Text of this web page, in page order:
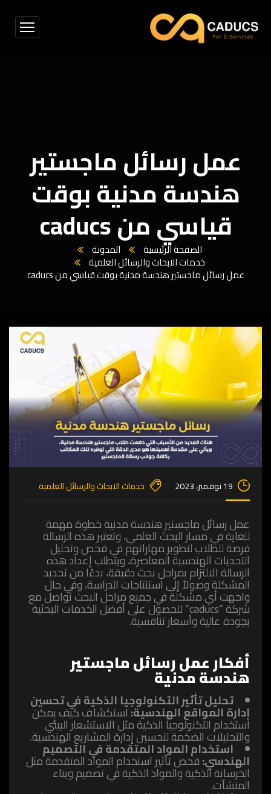
عمل رسائل ماجستير
هندسة مدنية بوقت
قياسي من caducs
الصفحة الرئيسية المدونة
خدمات الابحاث والرسائل العلمية
عمل رسائل ماجستير هندسة مدنية بوقت قياسي من caducs
19 نوفمبر، 2023 خدمات الابحاث والرسائل العلمية
عمل رسائل ماجستير هندسة مدنية خطوة مهمة
للغاية في مسار البحث العلمي، وتعتبر هذه الرسالة
فرصة للطلاب لتطوير مهاراتهم في فحص وتحليل
التحديات الهندسية المعاصرة، ويتطلب إعداد هذه
الرسالة الالتزام بمراحل بحث دقيقة، بدءًا من تحديد
المشكلة وصولاً إلى استنتاجات الدراسة، وفي حال
واجهت أي مشكلة في جميع مراحل البحث تواصل مع
شركة “caducs” للحصول على أفضل الخدمات البحثية
بجودة عالية وأسعار تنافسية.
أفكار عمل رسائل ماجستير
هندسة مدنية
تحليل تأثير التكنولوجيا الذكية في تحسين
إدارة المواقع الهندسية:استكشاف كيف يمكن
استخدام التكنولوجيا الذكية مثل الاستشعار البيئي
والتحليلات الضخمة لتحسين إدارة المشاريع الهندسية.
استخدام المواد المتقدمة في التصميم
الهندسي:فحص تأثير استخدام المواد المتقدمة مثل
الخرسانة الذكية والمواد الذكية في تصميم وبناء
المنشآت.